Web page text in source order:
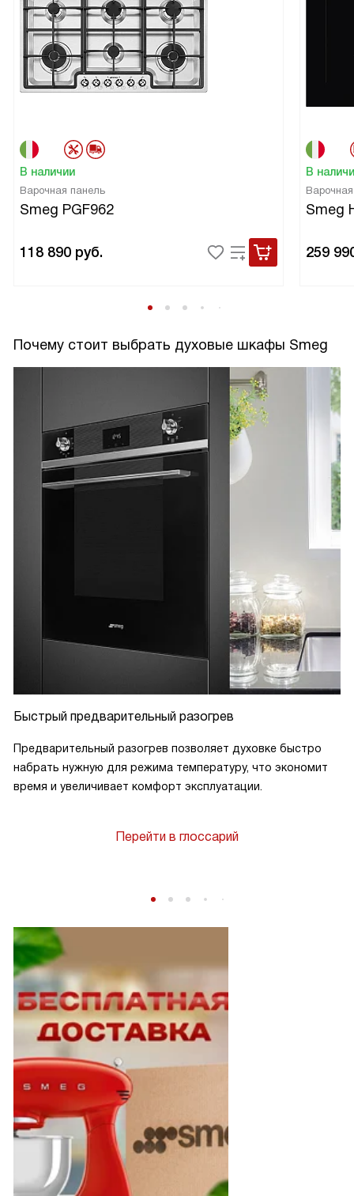
В наличии
Варочная панель
Smeg PGF962
118 890 руб.
В
Smeg
259
Почему стоит выбрать духовые шкафы Smeg
Быстрый предварительный разогрев
Предварительный разогрев позволяет духовке быстро
набрать нужную для режима температуру, что экономит
время и увеличивает комфорт эксплуатации.
Перейти в глоссарий